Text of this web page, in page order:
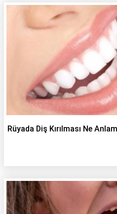
Rüyada Diş Kırılması Ne